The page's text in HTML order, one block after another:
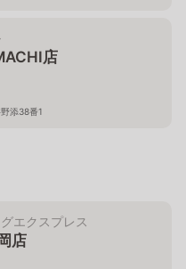
店
添38番1
エクスプレス
店